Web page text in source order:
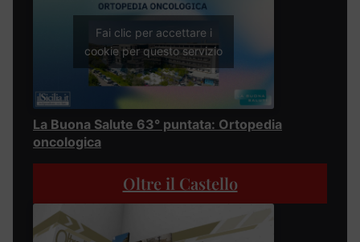
Fai clic per accettare i
cookie per questo servizio
La Buona Salute 63° puntata: Ortopedia
oncologica
Oltre il Castello